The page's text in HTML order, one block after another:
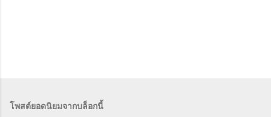
โพสต์ยอดนิยมจากบล็อกนี้